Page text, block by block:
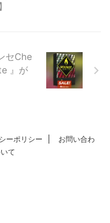
セChe
』が
ーポリシー
お問い合わ
て